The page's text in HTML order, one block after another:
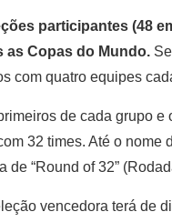
participantes (48
as Copas do Mundo.
com quatro equipes
de cada grupo
32 times. Até o nome
de “Round of 32”
vencedora terá de